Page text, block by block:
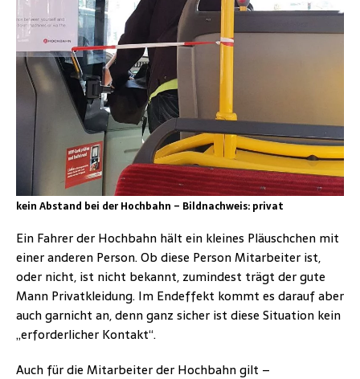
kein Abstand bei der Hochbahn – Bildnachweis: privat
Ein Fahrer der Hochbahn hält ein kleines Pläuschchen mit
einer anderen Person. Ob diese Person Mitarbeiter ist,
oder nicht, ist nicht bekannt, zumindest trägt der gute
Mann Privatkleidung. Im Endeffekt kommt es darauf aber
auch garnicht an, denn ganz sicher ist diese Situation kein
„erforderlicher Kontakt“.
Auch für die Mitarbeiter der Hochbahn gilt –